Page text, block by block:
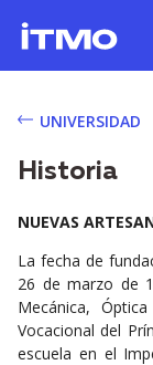
UNIVERSIDAD
Historia
NUEVAS
La fecha de
26 de marzo de
Mecánica,
Vocacional del
escuela en el